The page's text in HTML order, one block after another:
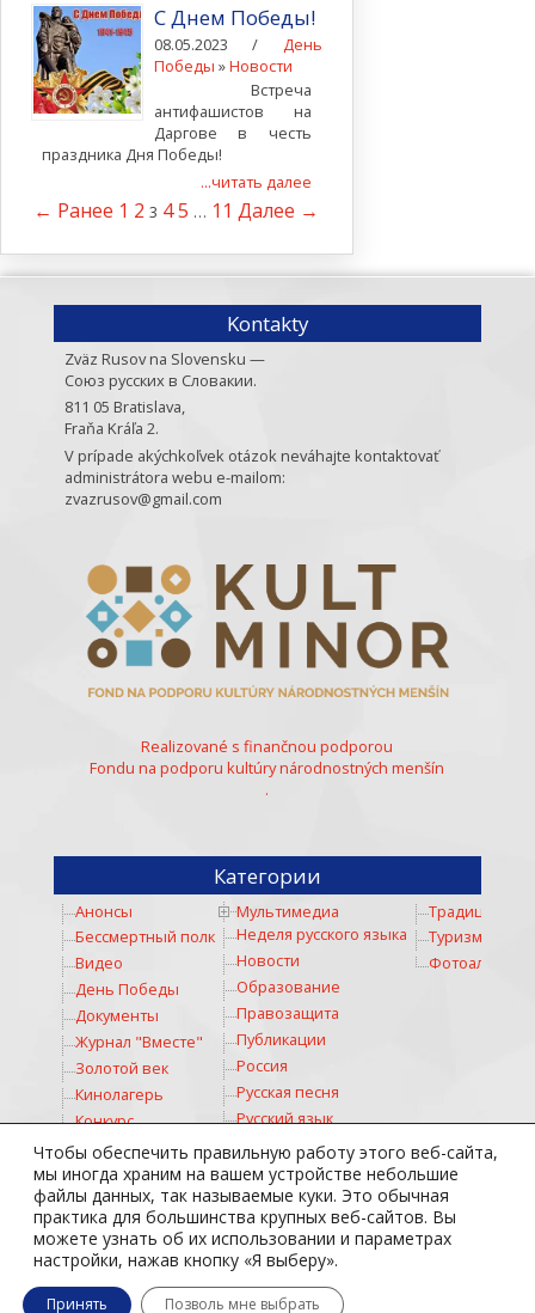
С Днем Победы!
08.05.2023 / День
Победы »Новости
Встреча
антифашистов на
Даргове в честь
праздника Дня Победы!
...читать далее
← Ранее 1 2 3 45 … 11 Далее →
Чтобы обеспечить правильную работу этого веб-сайта,
мы иногда храним на вашем устройстве небольшие
файлы данных, так называемые куки. Это обычная
практика для большинства крупных веб-сайтов. Вы
можете узнать об их использовании и параметрах
настройки, нажав кнопку «Я выберу».
Принять Позволь мне выбрать
Kontakty
Zväz Rusov na Slovensku —
Союз русских в Словакии.
811 05 Bratislava,
Fraňa Kráľa 2.
V prípade akýchkoľvek otázok neváhajte kontaktovať
administrátora webu e-mailom:
zvazrusov@gmail.com
Realizované s finančnou podporou
Fondu na podporu kultúry národnostných menšín
.
Категории
Анонсы
Бессмертный полк
Видео
День Победы
Документы
Журнал "Вместе"
Золотой век
Кинолагерь
Конкурс
Коронавирус
Космос
Культура
Личности
Медицина
Мультимедиа
Неделя русского языка
Новости
Образование
Правозащита
Публикации
Россия
Русская песня
Русский язык
Русское слово
Соревнование
Спорт
Стихи
Театр
Тотальный диктант
Традиции
Туризм
Фотоальбом